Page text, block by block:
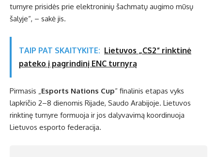
turnyre prisidės prie elektroninių šachmatų augimo mūsų
šalyje“, – sakė jis.
TAIP PAT SKAITYKITE: Lietuvos „CS2“ rinktinė
pateko į pagrindinį ENC turnyrą
Pirmasis „Esports Nations Cup“ finalinis etapas vyks
lapkričio 2–8 dienomis Rijade, Saudo Arabijoje. Lietuvos
rinktinę turnyre formuoja ir jos dalyvavimą koordinuoja
Lietuvos esporto federacija.